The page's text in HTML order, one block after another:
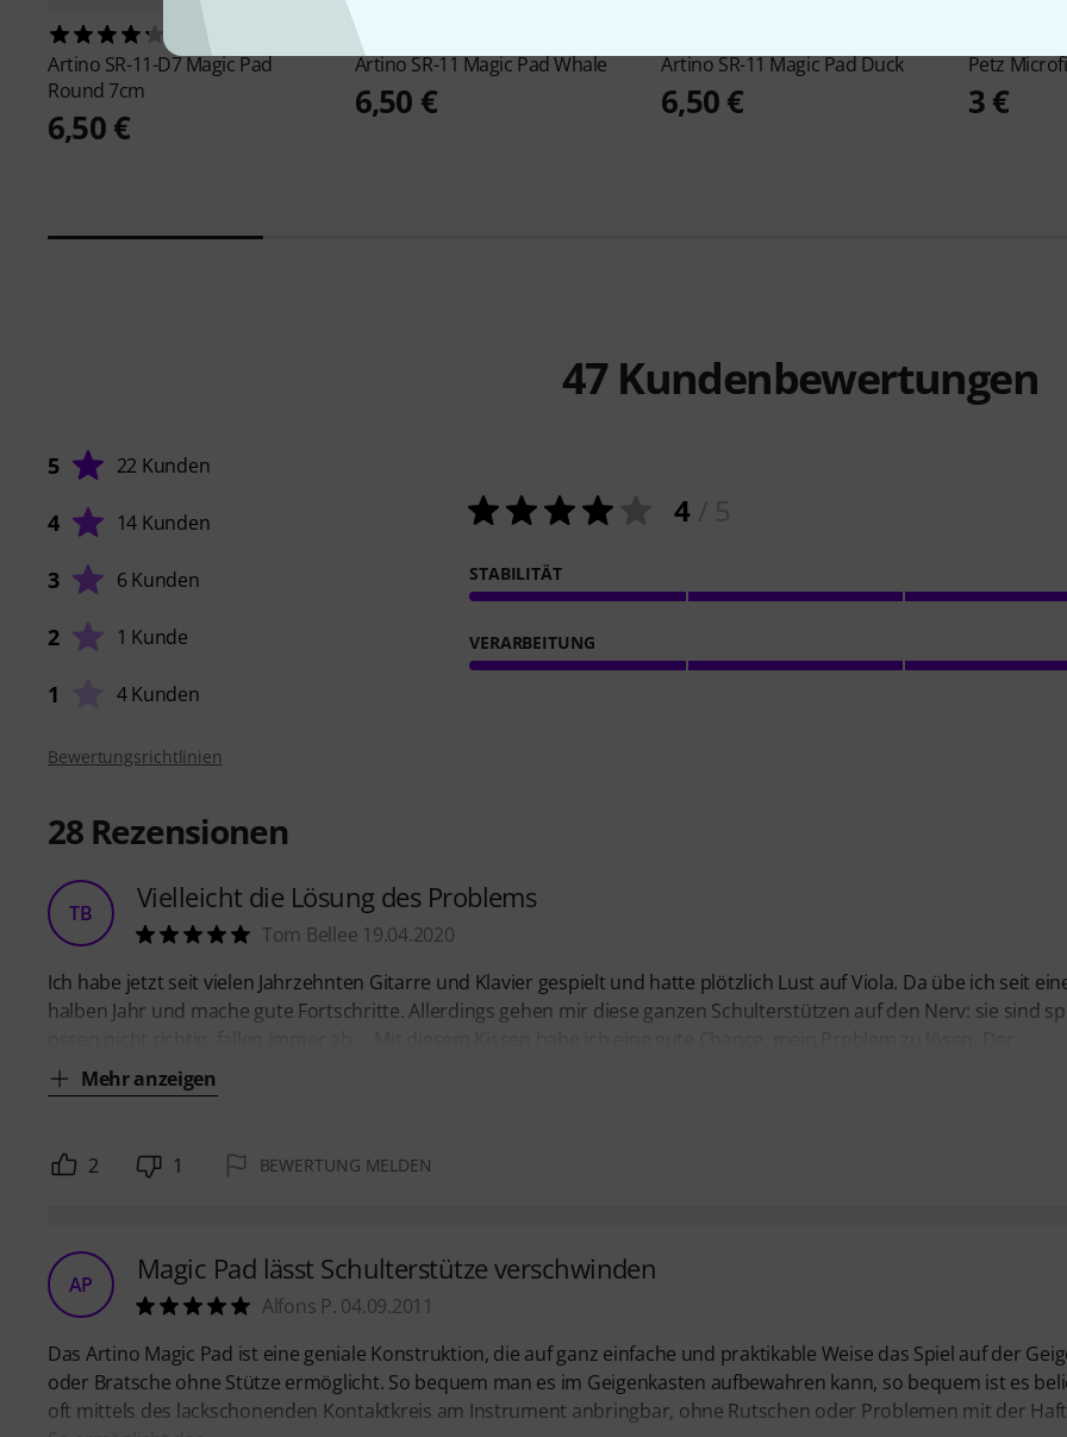
Artino SR-11-D7 Magic Pad
Round 7cm
6,50 €
ArtinoSR-11 Magic Pad Whale
6,50 €
ArtinoSR-11 Magic Pad Duck
6,50 €
Petz
3 €
47Kundenbewertungen
5 22 Kunden
4 14 Kunden
3 6 Kunden
2 1 Kunde
1 4 Kunden
4/ 5
STABILITÄT
VERARBEITUNG
Bewertungsrichtlinien
28 Rezensionen
TB Vielleicht die Lösung des Problems
Tom Bellee 19.04.2020
Ich habe jetzt seit vielen Jahrzehnten Gitarre und Klavier gespielt und hatte plötzlich Lust auf Viola. Da übe ich seit
halben Jahr und mache gute Fortschritte. Allerdings gehen mir diese ganzen Schulterstützen auf den Nerv: sie sind
Mehr anzeigen
2 1 BEWERTUNG MELDEN
AP Magic Pad lässt Schulterstütze verschwinden
Alfons P. 04.09.2011
Das Artino Magic Pad ist eine geniale Konstruktion, die auf ganz einfache und praktikable Weise das Spiel auf der
oder Bratsche ohne Stütze ermöglicht. So bequem man es im Geigenkasten aufbewahren kann, so bequem ist es
oft mittels des lackschonenden Kontaktkreis am Instrument anbringbar, ohne Rutschen oder Problemen mit der